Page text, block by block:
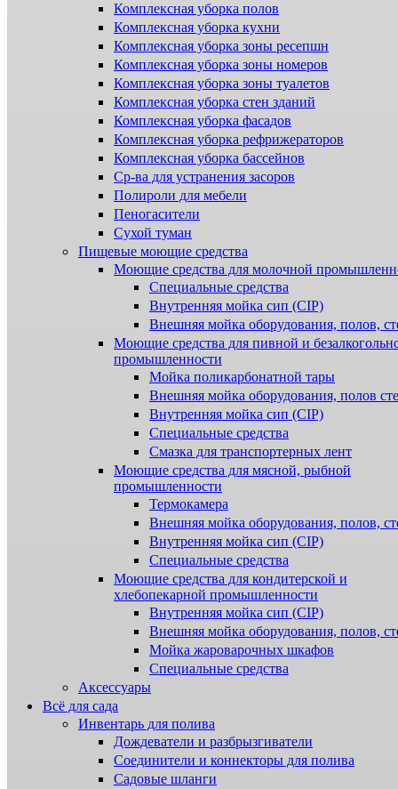
Комплексная уборка полов
Комплексная уборка кухни
Комплексная уборка зоны ресепшн
Комплексная уборка зоны номеров
Комплексная уборка зоны туалетов
Комплексная уборка стен зданий
Комплексная уборка фасадов
Комплексная уборка рефрижераторов
Комплексная уборка бассейнов
Ср-ва для устранения засоров
Полироли для мебели
Пеногасители
Сухой туман
Пищевые моющие средства
Моющие средства для молочной
Специальные средства
Внутренняя мойка сип (CIP)
Внешняя мойка оборудования, полов,
Моющие средства для пивной и
промышленности
Мойка поликарбонатной тары
Внешняя мойка оборудования, полов
Внутренняя мойка сип (CIP)
Специальные средства
Смазка для транспортерных лент
Моющие средства для мясной, рыбной
промышленности
Термокамера
Внешняя мойка оборудования, полов,
Внутренняя мойка сип (CIP)
Специальные средства
Моющие средства для кондитерской и
хлебопекарной промышленности
Внутренняя мойка сип (CIP)
Внешняя мойка оборудования, полов,
Мойка жароварочных шкафов
Специальные средства
Аксессуары
Всё для сада
Инвентарь для полива
Дождеватели и разбрызгиватели
Соединители и коннекторы для полива
Садовые шланги